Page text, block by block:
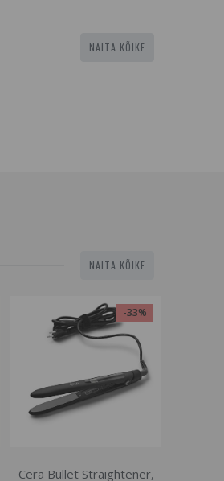
NAITA KÕIKE
NAITA KÕIKE
-33%
Cera Bullet Straightener,